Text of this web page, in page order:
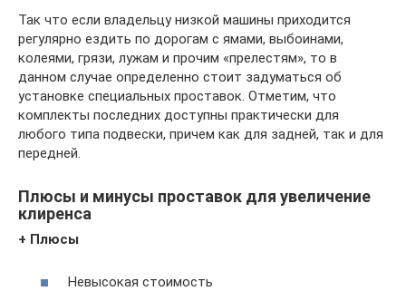
Так что если владельцу низкой машины приходится
регулярно ездить по дорогам с ямами, выбоинами,
колеями, грязи, лужам и прочим «прелестям», то в
данном случае определенно стоит задуматься об
установке специальных проставок. Отметим, что
комплекты последних доступны практически для
любого типа подвески, причем как для задней, так и для
передней.
Плюсы и минусы проставок для увеличение
клиренса
+ Плюсы
Невысокая стоимость